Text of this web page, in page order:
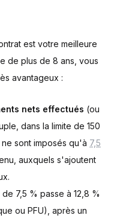
est votre meilleure
de plus de 8 ans, vous
avantageux :
nets effectués (ou
dans la limite de 150
sont imposés qu'à 7,5
auxquels s'ajoutent
7,5 % passe à 12,8 %
ou PFU), après un